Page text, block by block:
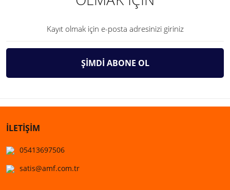
ŞİMDİ ABONE OL
İLETİŞİM
05413697506
satis@amf.com.tr